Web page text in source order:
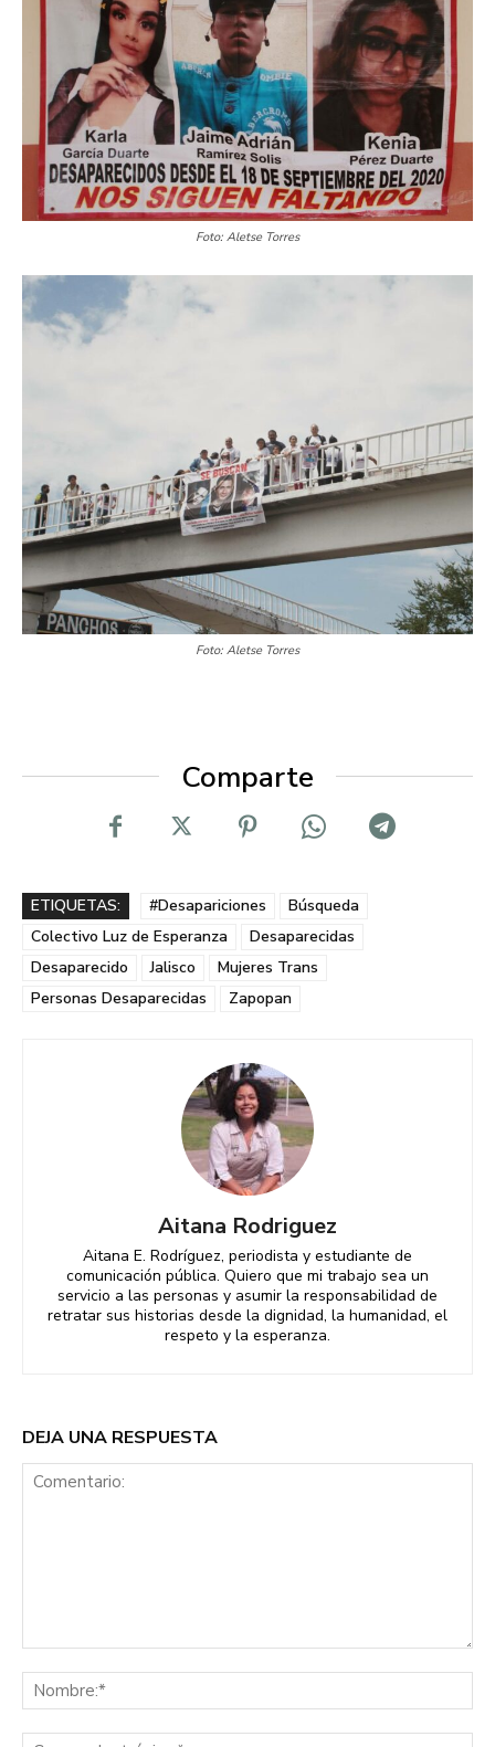
Foto: Aletse Torres
Foto: Aletse Torres
Comparte
ETIQUETAS: #Desapariciones
Búsqueda
Colectivo Luz de Esperanza
Desaparecidas
Desaparecido
Jalisco
Mujeres Trans
Personas Desaparecidas
Zapopan
Aitana Rodriguez
Aitana E. Rodríguez, periodista y estudiante de
comunicación pública. Quiero que mi trabajo sea un
servicio a las personas y asumir la responsabilidad de
retratar sus historias desde la dignidad, la humanidad, el
respeto y la esperanza.
DEJA UNA RESPUESTA